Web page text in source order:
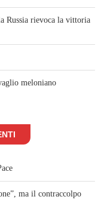
Russia rievoca la vittoria
meloniano
ma il contraccolpo